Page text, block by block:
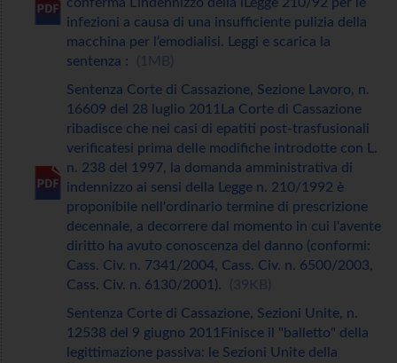
infezioni a causa di una insufficiente pulizia della
macchina per l’emodialisi. Leggi e scarica la
sentenza :
1MB
Sentenza Corte di Cassazione, Sezione Lavoro, n.
16609 del 28 luglio 2011La Corte di Cassazione
ribadisce che nei casi di epatiti post-trasfusionali
verificatesi prima delle modifiche introdotte con L.
n. 238 del 1997, la domanda amministrativa di
indennizzo ai sensi della Legge n. 210/1992 è
proponibile nell'ordinario termine di prescrizione
decennale, a decorrere dal momento in cui l'avente
diritto ha avuto conoscenza del danno (conformi:
Cass. Civ. n. 7341/2004, Cass. Civ. n. 6500/2003,
Cass. Civ. n. 6130/2001).
39KB
Sentenza Corte di Cassazione, Sezioni Unite, n.
12538 del 9 giugno 2011Finisce il "balletto" della
legittimazione passiva: le Sezioni Unite della